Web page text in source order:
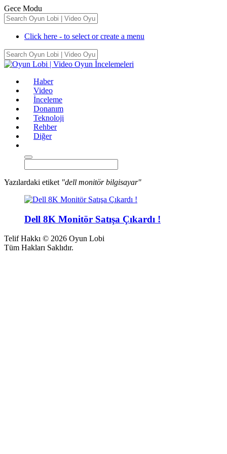
Gece Modu
Click here - to select or create a menu
Haber
Video
İnceleme
Donanım
Teknoloji
Rehber
Diğer
Yazılardaki etiket "dell monitör bilgisayar"
Dell 8K Monitör Satışa Çıkardı !
Telif Hakkı © 2026 Oyun Lobi
Tüm Hakları Saklıdır.